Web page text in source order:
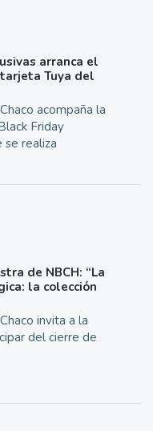
arranca el
Tuya del
acompaña la
Friday
se realiza
de NBCH: “La
la colección
invita a la
del cierre de